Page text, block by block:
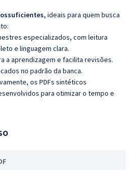
, ideais para quem busca
especializados, com leitura
e linguagem clara.
a aprendizagem e facilita revisões.
no padrão da banca.
os PDFs sintéticos
para otimizar o tempo e